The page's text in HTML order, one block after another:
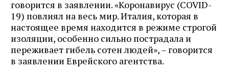
говорится в заявлении. «Коронавирус (COVID-
19) повлиял на весь мир. Италия, которая в
настоящее время находится в режиме строгой
изоляции, особенно сильно пострадала и
переживает гибель сотен людей», – говорится
в заявлении Еврейского агентства.